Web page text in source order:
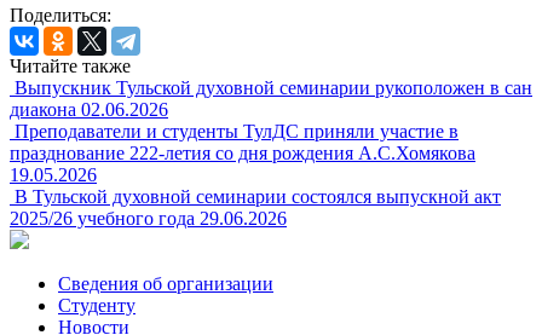
Поделиться:
Читайте также
Выпускник Тульской духовной семинарии рукоположен в сан
диакона 02.06.2026
Преподаватели и студенты ТулДС приняли участие в
празднование 222-летия со дня рождения А.С.Хомякова
19.05.2026
В Тульской духовной семинарии состоялся выпускной акт
2025/26 учебного года 29.06.2026
Сведения об организации
Студенту
Новости